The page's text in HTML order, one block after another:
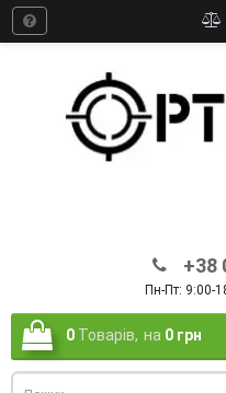
+38
Пн-Пт: 9:00-
0 Товарів, на 0 грн